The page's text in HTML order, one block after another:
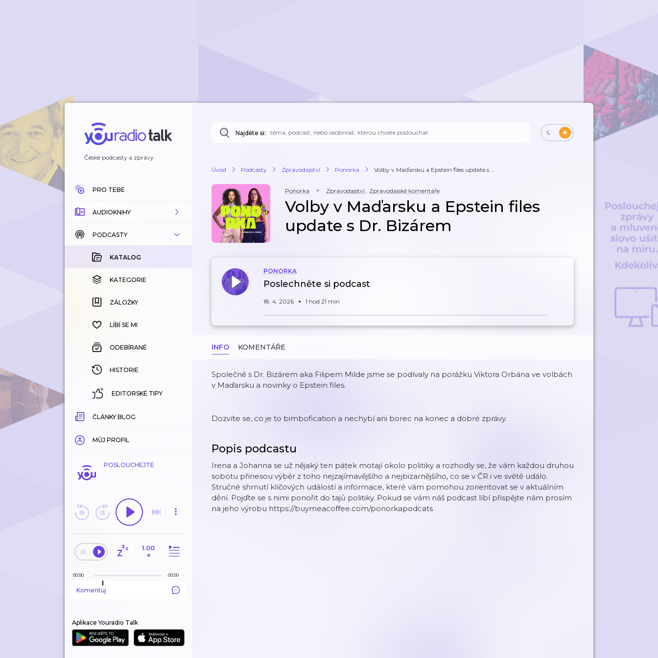
České podcasty a zprávy
PRO TEBE
AUDIOKNIHY
KATALOG
KOUPENÉ
KATEGORIE
ZÁLOŽKY
HISTORIE
PODCASTY
KATALOG
KATEGORIE
ZÁLOŽKY
LÍBÍ SE MI
ODEBÍRANÉ
HISTORIE
EDITORSKÉ TIPY
ČLÁNKY BLOG
MŮJ PROFIL
POSLOUCHEJTE
1.00
×
00:00 00:00
Komentuj
Aplikace Youradio Talk
Najděte si:
Úvod Podcasty Zpravodajství Ponorka Volby v Maďarsku a Epstein files update s ...
Ponorka Zpravodajství, Zpravodajské komentáře
Volby v Maďarsku a Epstein files
update s Dr. Bizárem
PONORKA
Poslechněte si podcast
18. 4. 2026 1 hod 21 min
INFO KOMENTÁŘE
Společně s Dr. Bizárem aka Filipem Milde jsme se podívaly na porážku Viktora Orbána ve volbách
v Maďarsku a novinky o Epstein files.
Dozvíte se, co je to bimbofication a nechybí ani borec na konec a dobré zprávy.
Popis podcastu
Irena a Johanna se už nějaký ten pátek motají okolo politiky a rozhodly se, že vám každou druhou
sobotu přinesou výběr z toho nejzajímavějšího a nejbizarnějšího, co se v ČR i ve světě událo.
Stručné shrnutí klíčových událostí a informace, které vám pomohou zorientovat se v aktuálním
dění. Pojďte se s nimi ponořit do tajů politiky. Pokud se vám náš podcast líbí přispějte nám prosím
na jeho výrobu https://buymeacoffee.com/ponorkapodcats